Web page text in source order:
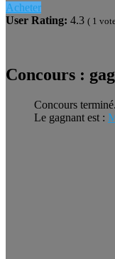
Acheter
User Rating: 4.3 ( 1
Concours :
Concours terminé.
Le gagnant est :